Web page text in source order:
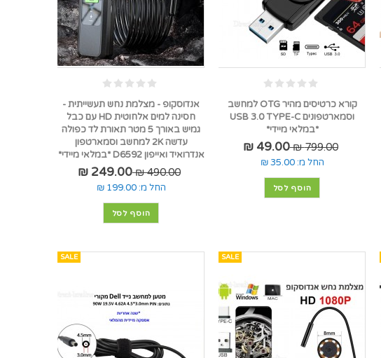
קורא כרטיסים מהיר OTG למחשב
וסמארטפונים USB 3.0 TYPE-C
*במלאי מיידי*
799.00 ₪
49.00 ₪
החל מ: 35.00 ₪
הוסף לסל
אנדוסקופ - מצלמת נחש תעשייתית -
חסינה למים אלחוטית HD עם כבל
גמיש באורך 5 מטר תאורת לד כפולה
עדשה 2K למחשב וסמארטפון
אנדרואיד ואייפון D6592 *במלאי מיידי*
490.00 ₪
249.00 ₪
החל מ: 199.00 ₪
הוסף לסל
SALE
SALE